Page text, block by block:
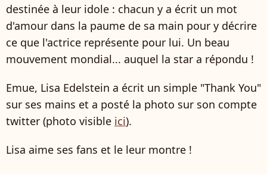
destinée à leur idole : chacun y a écrit un mot
d'amour dans la paume de sa main pour y décrire
ce que l'actrice représente pour lui. Un beau
mouvement mondial... auquel la star a répondu !
Emue, Lisa Edelstein a écrit un simple "Thank You"
sur ses mains et a posté la photo sur son compte
twitter (photo visible ici).
Lisa aime ses fans et le leur montre !